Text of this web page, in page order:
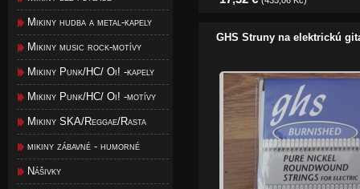
Mikiny hudba a metal-kapely
Mikiny music rock-motívy
Mikiny Punk/HC/ Oi! -kapely
Mikiny Punk/HC/ Oi! -motívy
Mikiny SKA/Reggae/Rasta
mikiny zábavné - humorné
Nášivky
GHS Struny na elektrickú